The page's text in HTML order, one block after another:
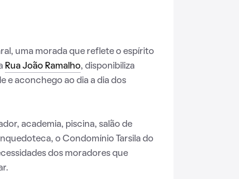
uma morada que reflete o espírito
Rua João Ramalho, disponibiliza
e aconchego ao dia a dia dos
academia, piscina, salão de
o Condomínio Tarsila do
dos moradores que